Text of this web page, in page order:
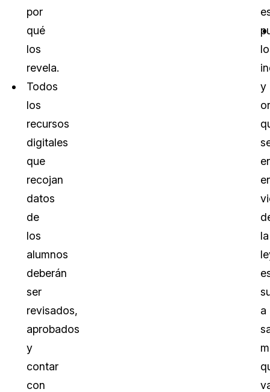
por
qué
los
revela.
Todos
los
recursos
digitales
que
recojan
datos
de
los
alumnos
deberán
ser
revisados,
aprobados
y
contar
con
y
la
a